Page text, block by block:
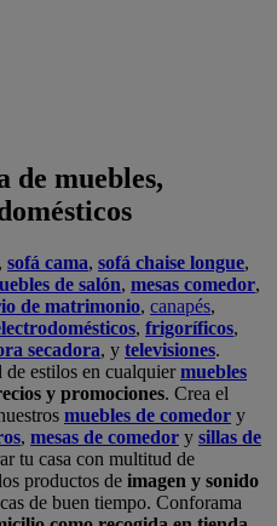
de muebles,
, sofá cama, sofá chaise longue,
de salón, mesas comedor,
de matrimonio, canapés,
, frigoríficos,
secadora, y televisiones.
de estilos en cualquiermuebles
y promociones. Crea el
muebles de comedor y
, mesas de comedor y sillas de
tu casa con multitud de
productos de imagen y sonido
de buen tiempo. Conforama